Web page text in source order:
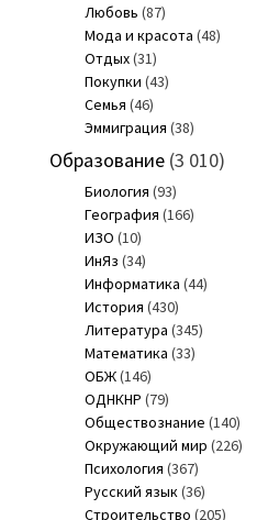
Любовь (87)
Мода и красота (48)
Отдых(31)
Покупки (43)
Семья (46)
Эммиграция (38)
Образование(3 010)
Биология (93)
География (166)
ИЗО (10)
ИнЯз (34)
Информатика (44)
История (430)
Литература (345)
Математика (33)
ОБЖ(146)
ОДНКНР (79)
Обществознание (140)
Окружающий мир (226)
Психология (367)
Русский язык(36)
Строительство (205)